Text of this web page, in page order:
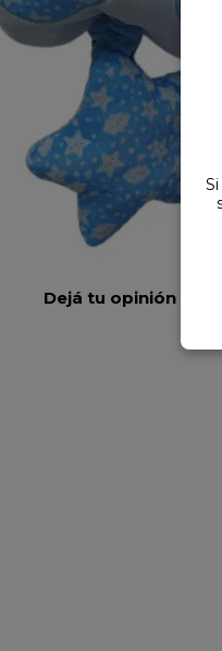
Dejá tu opinión